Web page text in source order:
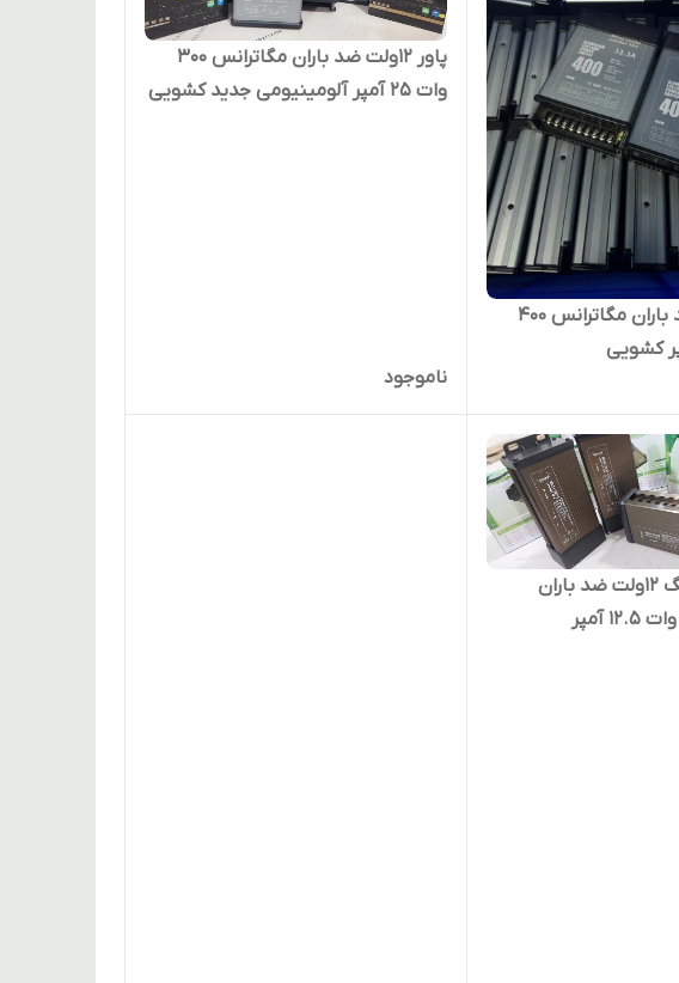
پاور ۱۲ولت ضد باران مگاترانس 400
پاور ۱۲ولت ضد باران مگاترانس ۳۰۰
وات 25 آمپر آلومینیومی جدید کشویی
ناموجود
پاور سوئیچینگ ۱۲ولت ضد باران